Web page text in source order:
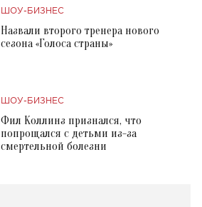
ШОУ-БИЗНЕС
Назвали второго тренера нового
сезона «Голоса страны»
ШОУ-БИЗНЕС
Фил Коллинз признался, что
попрощался с детьми из-за
смертельной болезни